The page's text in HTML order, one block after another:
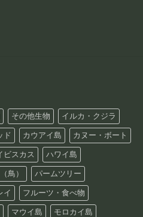
その他生物 イルカ・クジラ
ド カウアイ島 カヌー・ボート
ビスカス ハワイ島
鳥） パームツリー
イ フルーツ・食べ物
マウイ島 モロカイ島